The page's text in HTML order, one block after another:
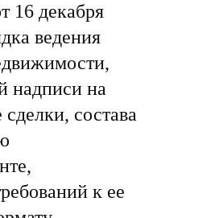
16 декабря
ведения
надписи на
состава
к ее